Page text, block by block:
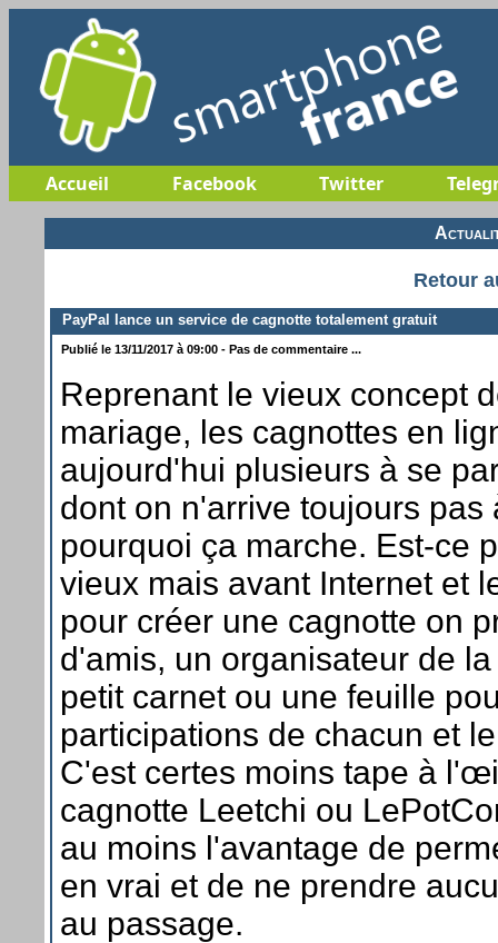
Accueil Facebook Twitter
Retour
PayPal lance un service de cagnotte totalement gratuit
Publié le 13/11/2017 à 09:00 - Pas de commentaire ...
Reprenant le vieux concept
mariage, les cagnottes en
aujourd'hui plusieurs à se
dont on n'arrive toujours pas
pourquoi ça marche. Est-ce
vieux mais avant Internet et
pour créer une cagnotte on
d'amis, un organisateur de
petit carnet ou une feuille
participations de chacun et
C'est certes moins tape à
cagnotte Leetchi ou
au moins l'avantage de
en vrai et de ne prendre
au passage.